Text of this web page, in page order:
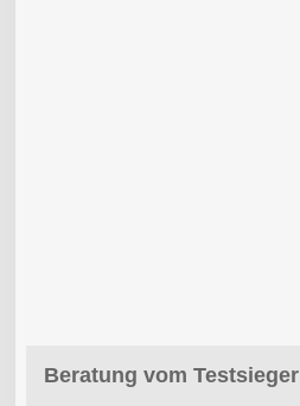
Beratung vom Testsieger